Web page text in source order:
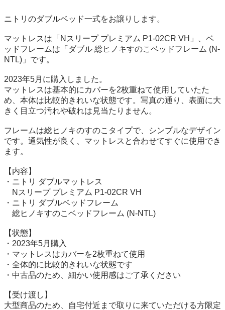
ニトリのダブルベッド一式をお譲りします。
マットレスは「Nスリープ プレミアム P1-02CR VH」、ベ
ッドフレームは「ダブル 総ヒノキすのこベッドフレーム (N-
NTL)」です。
2023年5月に購入しました。
マットレスは基本的にカバーを2枚重ねて使用していたた
め、本体は比較的きれいな状態です。写真の通り、表面に大
きく目立つ汚れや破れは見当たりません。
フレームは総ヒノキのすのこタイプで、シンプルなデザイン
です。通気性が良く、マットレスと合わせてすぐに使用でき
ます。
【内容】
・ニトリ ダブルマットレス
Nスリープ プレミアム P1-02CR VH
・ニトリ ダブルベッドフレーム
総ヒノキすのこベッドフレーム (N-NTL)
【状態】
・2023年5月購入
・マットレスはカバーを2枚重ねて使用
・全体的に比較的きれいな状態です
・中古品のため、細かい使用感はご了承ください
【受け渡し】
大型商品のため、自宅付近まで取りに来ていただける方限定